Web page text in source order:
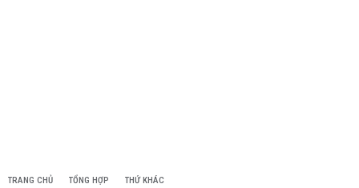
TRANG CHỦ TỔNG HỢP THỨ KHÁC